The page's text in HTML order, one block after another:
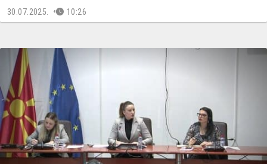
30.07.2025. 10:26